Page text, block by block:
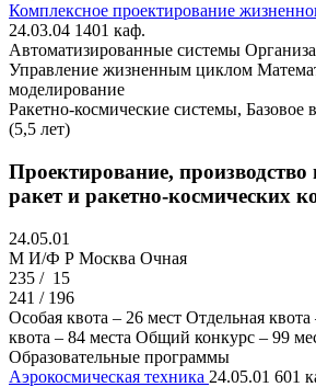
Комплексное проектирование
24.03.04 1401 каф.
Автоматизированные системы
Управление жизненным циклом
моделирование
Ракетно-космические системы, Базовое
(5,5 лет)
Проектирование, производство
ракет и ракетно-космических
24.05.01
M И/Ф Р Москва Очная
235 / 15
241 / 196
Особая квота – 26 мест Отдельная квота
квота – 84 места Общий конкурс – 99
Образовательные программы
Аэрокосмическая техника 24.05.01 601